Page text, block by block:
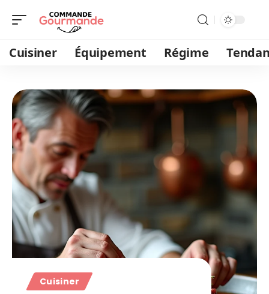
Cuisiner Équipement Régime
Cuisiner